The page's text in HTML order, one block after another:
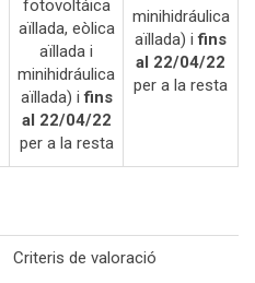
fotovoltáica
aïllada, eòlica
aïllada i
minihidráulica
aïllada) i fins
al 22/04/22
per a la resta
minihidráulica
aïllada) ifins
al 22/04/22
per a la resta
Criteris de valoració